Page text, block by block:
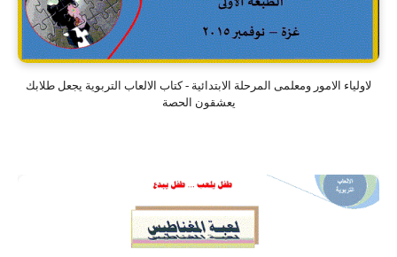
لاولياء الامور ومعلمى المرحلة الابتدائية - كتاب الالعاب التربوية يجعل طلابك
يعشقون الحصة